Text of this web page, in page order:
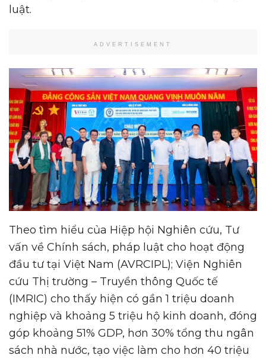
luật.
ADVERTISEMENT
Theo tìm hiểu của Hiệp hội Nghiên cứu, Tư
vấn về Chính sách, pháp luật cho hoạt động
đầu tư tại Việt Nam (AVRCIPL); Viện Nghiên
cứu Thị trường – Truyền thông Quốc tế
(IMRIC) cho thấy hiện có gần 1 triệu doanh
nghiệp và khoảng 5 triệu hộ kinh doanh, đóng
góp khoảng 51% GDP, hơn 30% tổng thu ngân
sách nhà nước, tạo việc làm cho hơn 40 triệu